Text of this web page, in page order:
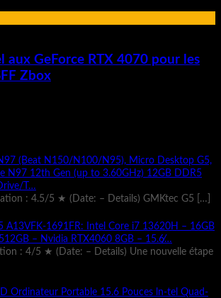
aux GeForce RTX 4070 pour les
Zbox
(Beat N150/N100/N95), Micro Desktop G5,
N97 12th Gen (up to 3.60GHz) 12GB DDR5
T…
: 4.5/5 ★ (Date: – Details) GMKtec G5
[…]
A13VFK-1691FR: Intel Core i7 13620H – 16GB
– Nvidia RTX4060 8GB – 15.6̸…
: 4/5 ★ (Date: – Details) Une nouvelle étape
Ordinateur Portable 15.6 Pouces ln-tel Quad-